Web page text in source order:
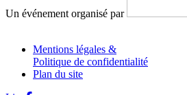
Un événement organisé par
Mentions légales &
Politique de confidentialité
Plan du site